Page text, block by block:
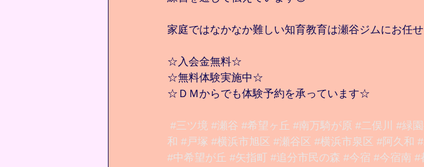
家庭ではなかなか難しい知育教育は瀬谷ジムにお任
☆入会金無料☆
☆無料体験実施中☆
☆ＤＭからでも体験予約を承っています☆
#三ツ境 #瀬谷 #希望ヶ丘 #南万騎が原 #二俣川 #緑
和 #戸塚 #横浜市旭区 #瀬谷区 #横浜市泉区 #阿久和
#中希望が丘 #矢指町 #追分市民の森 #今宿 #今宿南 #